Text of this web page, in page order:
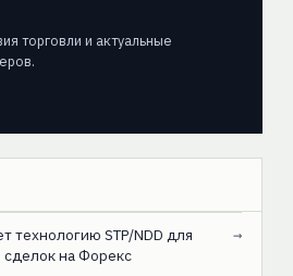
торговли и актуальные
технологию STP/NDD для
сделок на Форекс
→